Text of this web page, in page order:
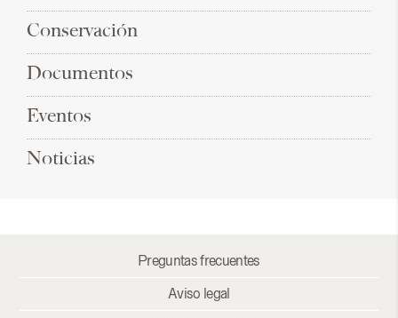
Conservación
Documentos
Eventos
Noticias
Preguntas frecuentes
Aviso legal